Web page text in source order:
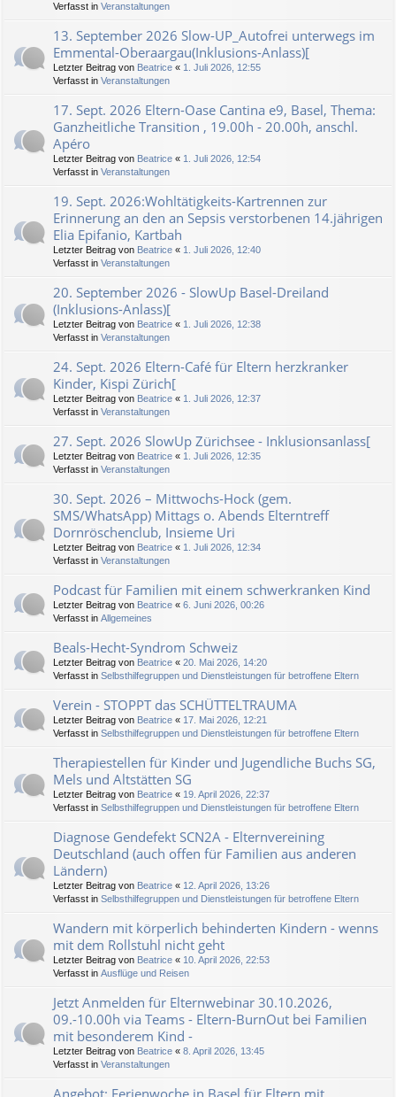
Verfasst in Veranstaltungen
13. September 2026 Slow-UP_Autofrei unterwegs im
Emmental-Oberaargau(Inklusions-Anlass)[
Letzter Beitrag von Beatrice « 1. Juli 2026, 12:55
Verfasst in Veranstaltungen
17. Sept. 2026 Eltern-Oase Cantina e9, Basel, Thema:
Ganzheitliche Transition , 19.00h - 20.00h, anschl.
Apéro
Letzter Beitrag von Beatrice « 1. Juli 2026, 12:54
Verfasst in Veranstaltungen
19. Sept. 2026:Wohltätigkeits-Kartrennen zur
Erinnerung an den an Sepsis verstorbenen 14.jährigen
Elia Epifanio, Kartbah
Letzter Beitrag von Beatrice « 1. Juli 2026, 12:40
Verfasst in Veranstaltungen
20. September 2026 - SlowUp Basel-Dreiland
(Inklusions-Anlass)[
Letzter Beitrag von Beatrice « 1. Juli 2026, 12:38
Verfasst in Veranstaltungen
24. Sept. 2026 Eltern-Café für Eltern herzkranker
Kinder, Kispi Zürich[
Letzter Beitrag von Beatrice « 1. Juli 2026, 12:37
Verfasst in Veranstaltungen
27. Sept. 2026 SlowUp Zürichsee - Inklusionsanlass[
Letzter Beitrag von Beatrice « 1. Juli 2026, 12:35
Verfasst in Veranstaltungen
30. Sept. 2026 – Mittwochs-Hock (gem.
SMS/WhatsApp) Mittags o. Abends Elterntreff
Dornröschenclub, Insieme Uri
Letzter Beitrag von Beatrice « 1. Juli 2026, 12:34
Verfasst in Veranstaltungen
Podcast für Familien mit einem schwerkranken Kind
Letzter Beitrag von Beatrice « 6. Juni 2026, 00:26
Verfasst in Allgemeines
Beals-Hecht-Syndrom Schweiz
Letzter Beitrag von Beatrice « 20. Mai 2026, 14:20
Verfasst in Selbsthilfegruppen und Dienstleistungen für betroffene Eltern
Verein - STOPPT das SCHÜTTELTRAUMA
Letzter Beitrag von Beatrice « 17. Mai 2026, 12:21
Verfasst in Selbsthilfegruppen und Dienstleistungen für betroffene Eltern
Therapiestellen für Kinder und Jugendliche Buchs SG,
Mels und Altstätten SG
Letzter Beitrag von Beatrice « 19. April 2026, 22:37
Verfasst in Selbsthilfegruppen und Dienstleistungen für betroffene Eltern
Diagnose Gendefekt SCN2A - Elternvereining
Deutschland (auch offen für Familien aus anderen
Ländern)
Letzter Beitrag von Beatrice « 12. April 2026, 13:26
Verfasst in Selbsthilfegruppen und Dienstleistungen für betroffene Eltern
Wandern mit körperlich behinderten Kindern - wenns
mit dem Rollstuhl nicht geht
Letzter Beitrag von Beatrice « 10. April 2026, 22:53
Verfasst in Ausflüge und Reisen
Jetzt Anmelden für Elternwebinar 30.10.2026,
09.-10.00h via Teams - Eltern-BurnOut bei Familien
mit besonderem Kind -
Letzter Beitrag von Beatrice « 8. April 2026, 13:45
Verfasst in Veranstaltungen